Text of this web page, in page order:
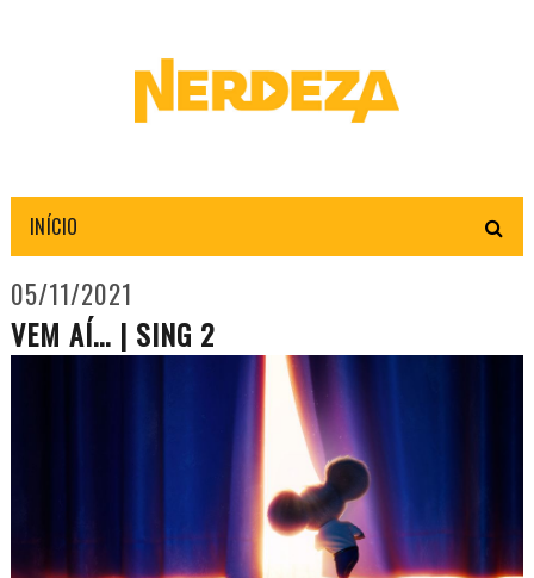
INÍCIO
05/11/2021
VEM AÍ... | SING 2